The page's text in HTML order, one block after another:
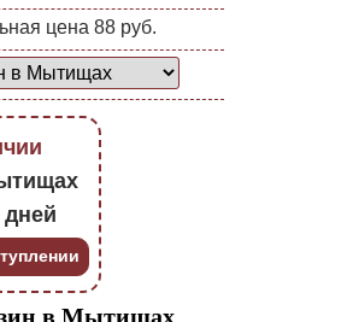
цена 88 руб.
дней
в Мытищах